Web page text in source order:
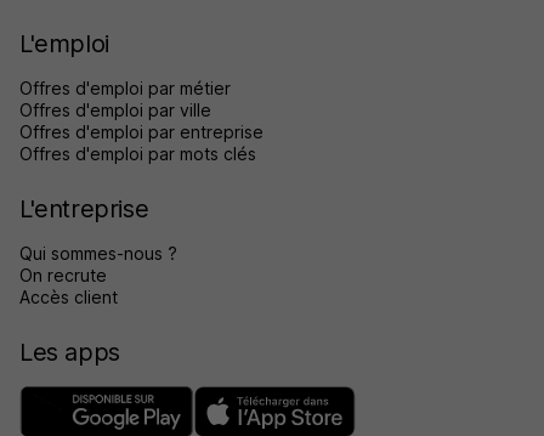
L'emploi
Offres d'emploi par métier
Offres d'emploi par ville
Offres d'emploi par entreprise
Offres d'emploi par mots clés
L'entreprise
Qui sommes-nous ?
On recrute
Accès client
Les apps